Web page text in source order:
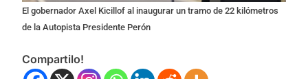
El gobernador Axel Kicillof al inaugurar un tramo de 22 kilómetros
de la Autopista Presidente Perón
Compartilo!